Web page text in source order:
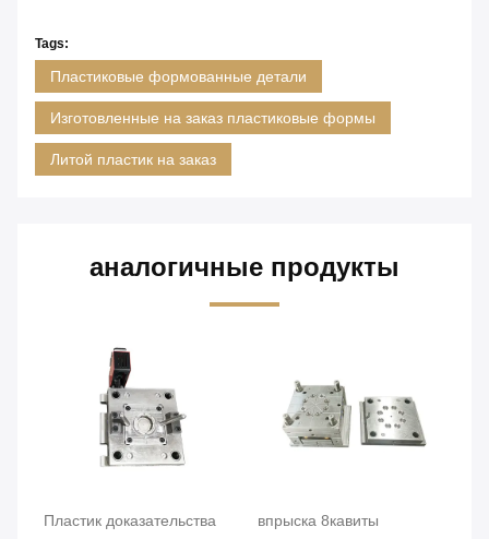
Tags:
Пластиковые формованные детали
Изготовленные на заказ пластиковые формы
Литой пластик на заказ
аналогичные продукты
Пластик доказательства
впрыска 8кавиты